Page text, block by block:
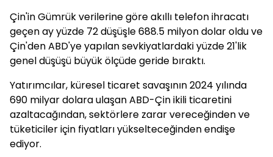
Çin'in Gümrük verilerine göre akıllı telefon ihracatı
geçen ay yüzde 72 düşüşle 688.5 milyon dolar oldu ve
Çin'den ABD'ye yapılan sevkiyatlardaki yüzde 21'lik
genel düşüşü büyük ölçüde geride bıraktı.
Yatırımcılar, küresel ticaret savaşının 2024 yılında
690 milyar dolara ulaşan ABD-Çin ikili ticaretini
azaltacağından, sektörlere zarar vereceğinden ve
tüketiciler için fiyatları yükselteceğinden endişe
ediyor.